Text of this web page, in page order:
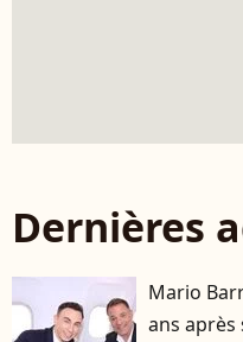
Dernières
Mario
ans après